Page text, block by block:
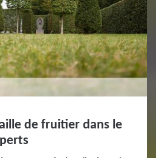
de fruitier dans le